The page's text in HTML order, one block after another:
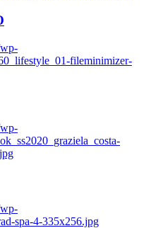
fileminimizer-
spa-4-335x256.jpg